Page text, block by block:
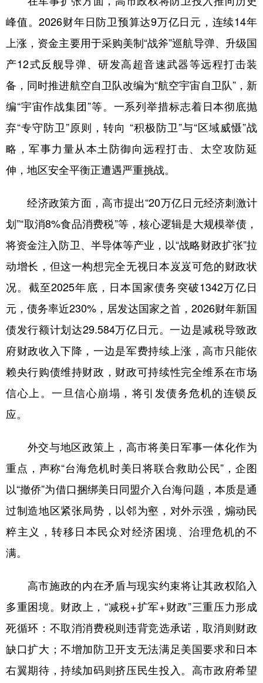
峰值。2026财年日防卫预算达9万亿日元，连续14年
上涨，资金主要用于采购美制“战斧”巡航导弹、升级国
产12式反舰导弹、研发高超音速武器等远程打击装
备，同时推进航空自卫队改编为“航空宇宙自卫队”，新
编“宇宙作战集团”等。一系列举措标志着日本彻底抛
弃“专守防卫”原则，转向 “积极防卫”与“区域威慑”战
略，军事力量从本土防御向远程打击、太空攻防延
伸，地区安全平衡正遭遇严重挑战。
经济政策方面，高市提出“20万亿日元经济刺激计
划”“取消8%食品消费税”等，核心逻辑是大规模举债，
将资金注入防卫、半导体等产业，以“战略财政扩张”拉
动增长，但这一构想完全无视日本岌岌可危的财政状
况。截至2025年底，日本国家债务突破1342万亿日
元，债务率近230%，居发达国家之首，2026财年新国
债发行额计划达29.584万亿日元。一边是减税导致政
府财政收入下降，一边是军费持续上涨，高市只能依
赖央行购债维持财政，财政可持续性完全维系在市场
信心上。一旦信心崩塌，将引发债务危机的连锁反
应。
外交与地区政策上，高市将美日军事一体化作为
重点，声称“台海危机时美日将联合救助公民”，企图
以“撤侨”为借口捆绑美日同盟介入台海问题，本质是通
过制造地区紧张局势，以邻为壑，对外示强，煽动民
粹主义，转移日本民众对经济困境、治理危机的不
满。
高市施政的内在矛盾与现实约束将让其政权陷入
多重困境。财政上，“减税+扩军+财政”三重压力形成
死循环：不取消消费税则违背竞选承诺，取消则财政
缺口扩大；不增加防卫开支无法满足美国要求和日本
右翼期待，持续加码则挤压民生投入。高市政府希望